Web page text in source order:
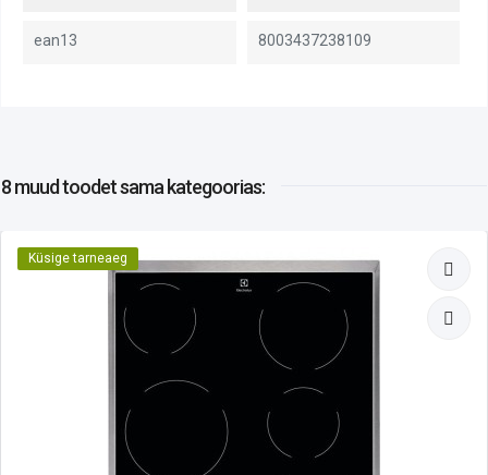
ean13 8003437238109
8 muud toodetsama kategoorias:
Küsige tarneaeg